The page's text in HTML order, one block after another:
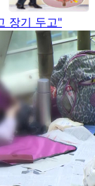
장기 두고"